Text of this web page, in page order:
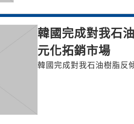
韓國完成對我石
元化拓銷市場
韓國完成對我石油樹脂反